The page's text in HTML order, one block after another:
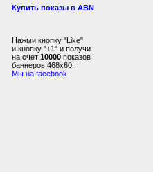
Купить показы в ABN
Нажми кнопку "Like"
и кнопку "+1" и получи
на счет 10000 показов
баннеров 468x60!
Мы на facebook